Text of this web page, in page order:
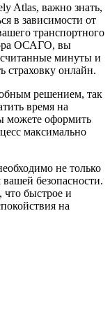
Atlas, важно знать,
в зависимости от
транспортного
ОСАГО, вы
считанные минуты и
страховку онлайн.
решением, так
время на
можете оформить
максимально
не только
безопасности.
что быстрое и
на